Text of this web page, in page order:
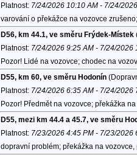
Platnost: 7/24/2026 10:10 AM - 7/24/
varování o překážce na vozovce
D56, km 44.1, ve směru Frýdek-Místek
Platnost: 7/24/2026 9:25 AM - 7/24/2026
Pozor! Lidé na vozovce; chodec na
D55, km 60, ve směru Hodonín
Platnost: 7/24/2026 6:35 AM - 7/24/2026
Pozor! Předmět na vozovce; překážka
D55, mezi km 44.4 a 45.7, ve směru
Platnost: 7/23/2026 4:45 PM - 7/23/2026
dopravní problém; překážka na